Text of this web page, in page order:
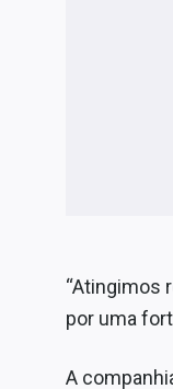
“Atingimos
por uma
A